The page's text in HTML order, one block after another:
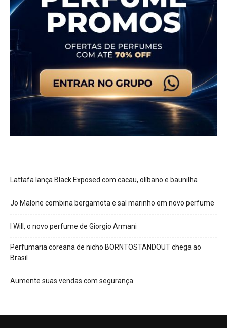
Lattafa lança Black Exposed com cacau, olíbano e baunilha
Jo Malone combina bergamota e sal marinho em novo perfume
I Will, o novo perfume de Giorgio Armani
Perfumaria coreana de nicho BORNTOSTANDOUT chega ao
Brasil
Aumente suas vendas com segurança